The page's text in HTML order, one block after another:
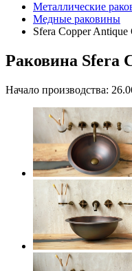
Металлические
Медные раковины
Sfera Copper Antique
Раковина Sfera
Начало производства: